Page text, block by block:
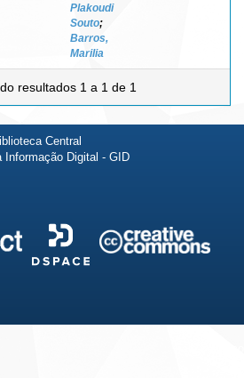
Plakoudi
Souto;
Barros,
Marilia
resultados 1 a 1 de 1
Central
Informação Digital - GID